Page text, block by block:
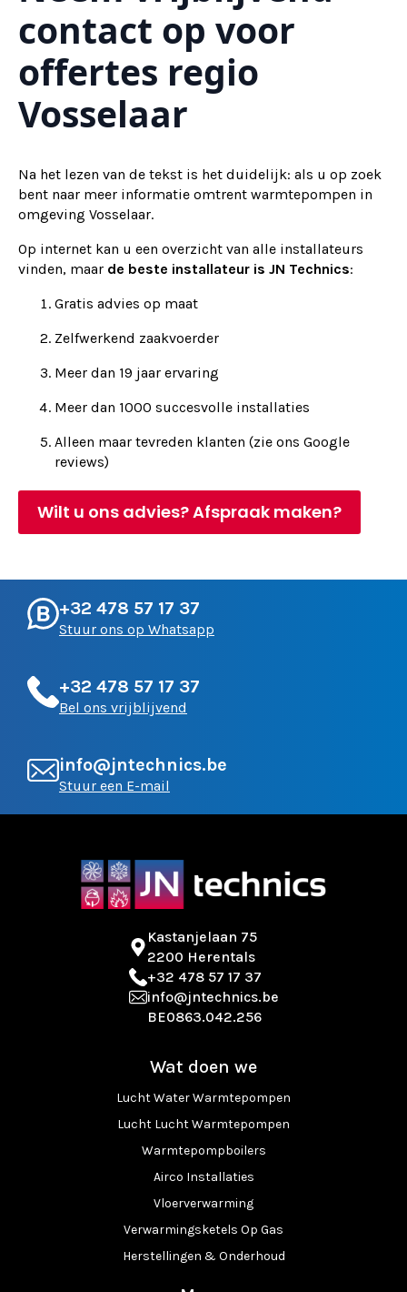
contact op voor
offertes regio
Vosselaar
Na het lezen van de tekst is het duidelijk: als u op zoek
bent naar meer informatie omtrent warmtepompen in
omgeving Vosselaar.
Op internet kan u een overzicht van alle installateurs
vinden, maar de beste installateur is JN Technics:
Gratis advies op maat
Zelfwerkend zaakvoerder
Meer dan 19 jaar ervaring
Meer dan 1000 succesvolle installaties
Alleen maar tevreden klanten (zie ons Google
reviews)
Wilt u ons advies? Afspraak maken?
+32 478 57 17 37
Stuur ons op Whatsapp
+32 478 57 17 37
Bel ons vrijblijvend
info@jntechnics.be
Stuur een E-mail
Kastanjelaan 75
2200 Herentals
+32 478 57 17 37
info@jntechnics.be
BE0863.042.256
Wat doen we
Lucht Water Warmtepompen
Lucht Lucht Warmtepompen
Warmtepompboilers
Airco Installaties
Vloerverwarming
Verwarmingsketels Op Gas
Herstellingen & Onderhoud